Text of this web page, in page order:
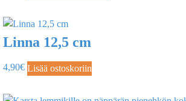
Linna 12,5 cm
4,90€ Lisää ostoskoriin